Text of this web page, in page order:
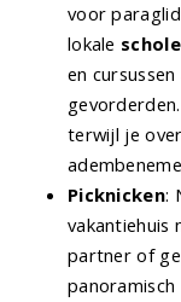
voor
lokale
en
terwijl je
Picknicken:
vakantiehuis
partner of
panoramisch